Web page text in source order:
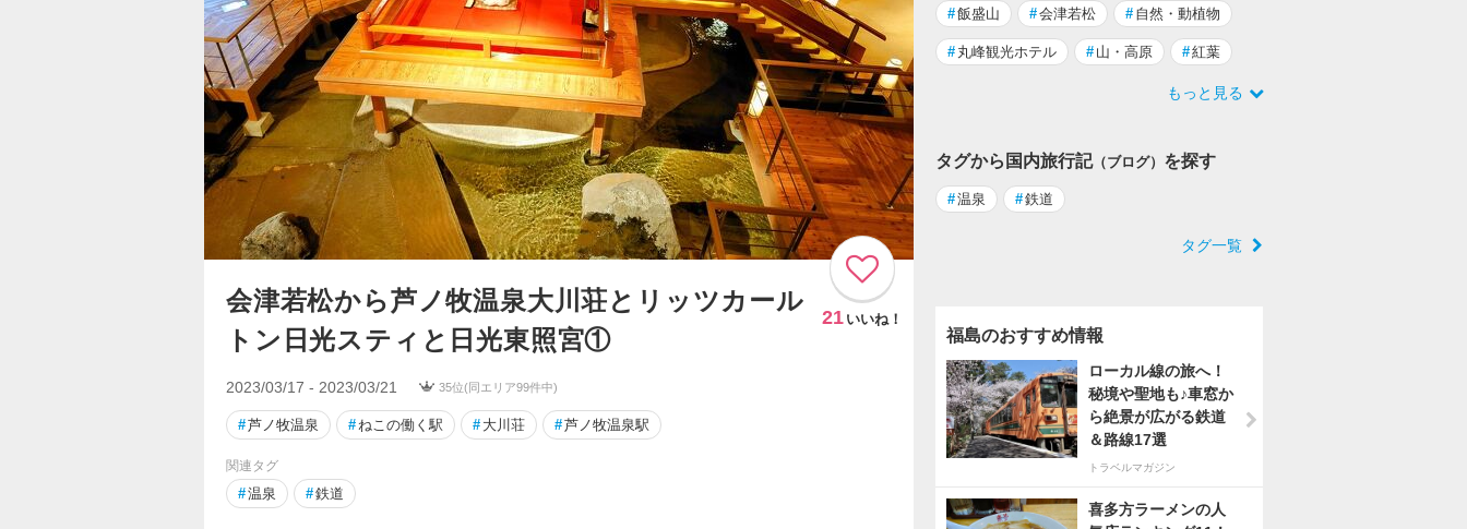
会津若松から芦ノ牧温泉大川荘とリッツカール
トン日光スティと日光東照宮①
21 いいね！
2023/03/17 - 2023/03/21 35位(同エリア99件中)
#芦ノ牧温泉 #ねこの働く駅 # 大川荘 #芦ノ牧温泉駅
関連タグ
#温泉 #鉄道
#飯盛山 #会津若松 # 自然・動植物
# 丸峰観光ホテル # 山・高原 #紅葉
もっと見る
タグから国内旅行記（ブログ） を探す
#温泉 #鉄道
タグ一覧
福島のおすすめ情報
ローカル線の旅へ！
秘境や聖地も♪車窓か
ら絶景が広がる鉄道
＆路線17選
トラベルマガジン
喜多方ラーメンの人